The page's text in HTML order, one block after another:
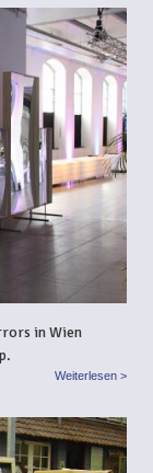
in Wien
Weiterlesen >